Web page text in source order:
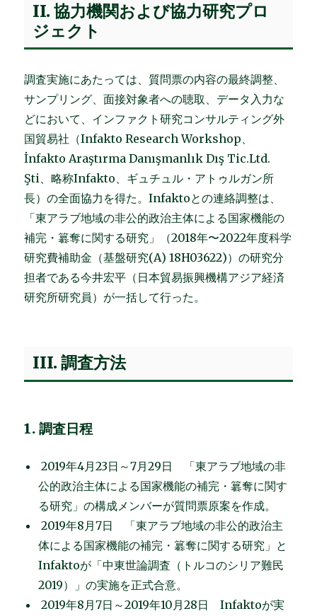
II. 協力機関および協力研究プロ
ジェクト
調査実施にあたっては、質問票の内容の最終調整、
サンプリング、面接対象者への聴取、データ入力な
どにおいて、インファクト研究コンサルティング外
国貿易社（Infakto Research Workshop、
İnfakto Araştırma Danışmanlık Dış Tic.Ltd.
Şti、略称Infakto、ギュチュル・アトゥルガン所
長）の全面協力を得た。Infaktoとの連絡調整は、
「東アラブ地域の非公的政治主体による国家機能の
補完・簒奪に関する研究」（2018年〜2022年度科学
研究費補助金（基盤研究(A) 18H03622)）の研究分
担者である今井宏平（日本貿易振興機構アジア経済
研究所研究員）が一括して行った。
III. 調査方法
1. 調査日程
2019年4月23日～7月29日 「東アラブ地域の非
公的政治主体による国家機能の補完・簒奪に関す
る研究」の構成メンバーが質問票原案を作成。
2019年8月7日 「東アラブ地域の非公的政治主
体による国家機能の補完・簒奪に関する研究」と
Infaktoが「中東世論調査（トルコのシリア難民
2019）」の実施を正式合意。
2019年8月7日～2019年10月28日 Infaktoが実